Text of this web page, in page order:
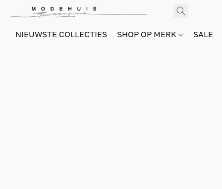
NIEUWSTE COLLECTIES SHOP OP MERK SALE